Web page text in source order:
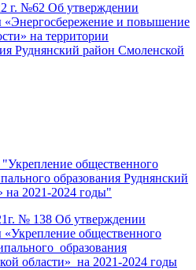
г. №62 Об утверждении
и повышение
на территории
Руднянский район Смоленской
общественного
образования Руднянский
на 2021-2024 годы"
№ 138 Об утверждении
общественного
образования
области» на 2021-2024 годы